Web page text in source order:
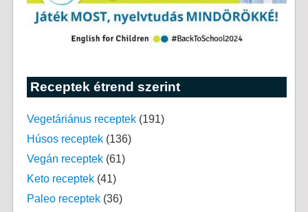
Receptek étrend szerint
Vegetáriánus receptek(191)
Húsos receptek(136)
Vegán receptek(61)
Keto receptek(41)
Paleo receptek(36)